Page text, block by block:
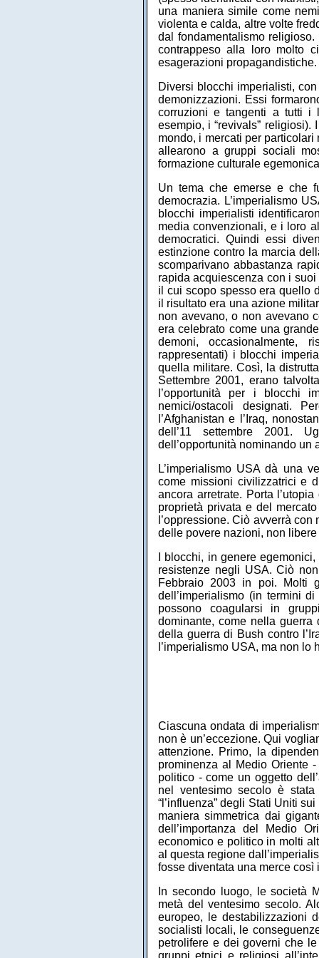
una maniera simile come
violenta e calda, altre volte
dal fondamentalismo
contrappeso alla loro molto
esagerazioni propagandistiche.
Diversi blocchi imperialisti,
demonizzazioni. Essi
corruzioni e tangenti a tutti i
esempio, i “revivals”
mondo, i mercati per
allearono a gruppi sociali
formazione culturale
Un tema che emerse e che
democrazia. L’imperialismo
blocchi imperialisti
media convenzionali, e i loro
democratici. Quindi essi
estinzione contro la marcia
scomparivano abbastanza
rapida acquiescenza con i
il cui scopo spesso era quello
il risultato era una azione
non avevano, o non avevano
era celebrato come una
demoni, occasionalmente,
rappresentati) i blocchi
quella militare. Così, la
Settembre 2001, erano
l’opportunità per i blocchi
nemici/ostacoli designati.
l’Afghanistan e l’Iraq,
dell’11 settembre 2001.
dell’opportunità nominando
L’imperialismo USA dà una
come missioni civilizzatrici e
ancora arretrate. Porta
proprietà privata e del
l’oppressione. Ciò avverrà
delle povere nazioni, non
I blocchi, in genere
resistenze negli USA. Ciò
Febbraio 2003 in poi. Molti
dell’imperialismo (in termini
possono coagularsi in
dominante, come nella
della guerra di Bush contro
l’imperialismo USA, ma non
Ciascuna ondata di
non è un’eccezione. Qui
attenzione. Primo, la
prominenza al Medio Oriente
politico - come un oggetto
nel ventesimo secolo è
“l’influenza” degli Stati Uniti
maniera simmetrica dai
dell’importanza del Medio
economico e politico in molti
al questa regione
fosse diventata una merce così
In secondo luogo, le società
metà del ventesimo secolo.
europeo, le destabilizzazioni
socialisti locali, le
petrolifere e dei governi che